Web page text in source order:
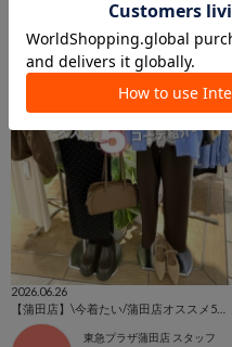
2026.06.26
東急プラザ蒲田店 スタッフ